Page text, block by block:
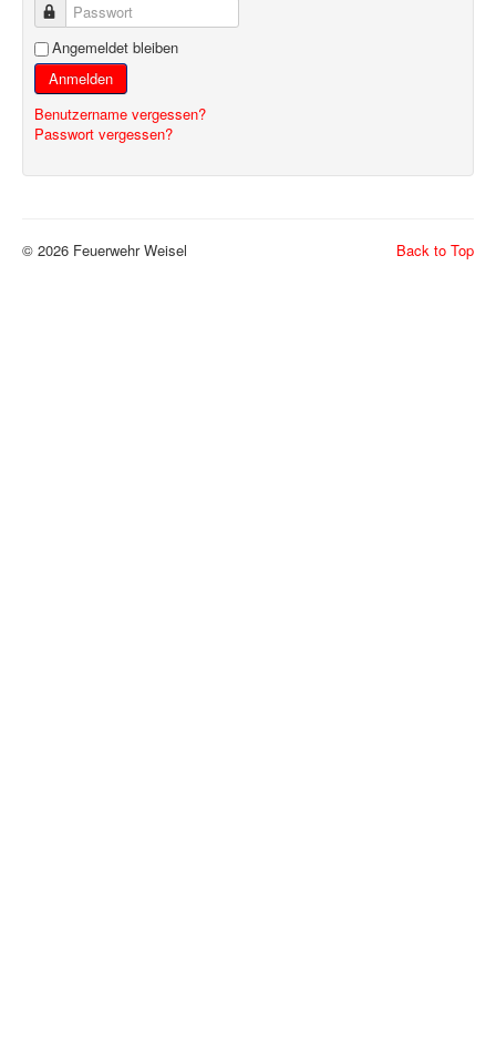
Passwort
Angemeldet bleiben
Anmelden
Benutzername vergessen?
Passwort vergessen?
Back to Top
© 2026 Feuerwehr Weisel